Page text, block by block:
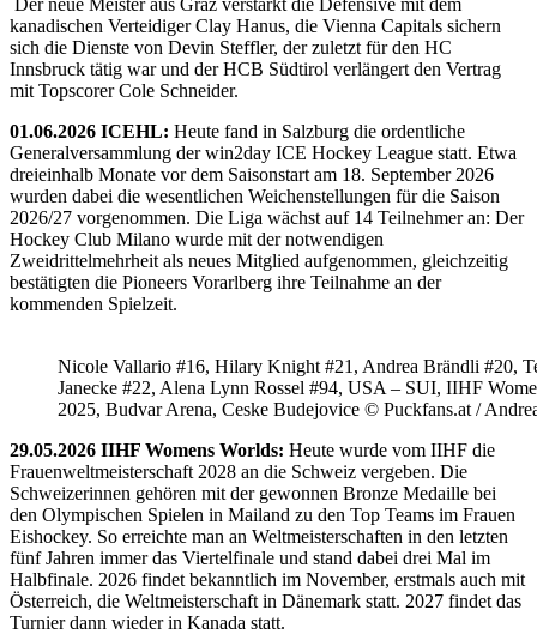
kanadischen Verteidiger Clay Hanus, die Vienna Capitals sichern
sich die Dienste von Devin Steffler, der zuletzt für den HC
Innsbruck tätig war und der HCB Südtirol verlängert den Vertrag
mit Topscorer Cole Schneider.
01.06.2026 ICEHL: Heute fand in Salzburg die ordentliche
Generalversammlung der win2day ICE Hockey League statt. Etwa
dreieinhalb Monate vor dem Saisonstart am 18. September 2026
wurden dabei die wesentlichen Weichenstellungen für die Saison
2026/27 vorgenommen. Die Liga wächst auf 14 Teilnehmer an: Der
Hockey Club Milano wurde mit der notwendigen
Zweidrittelmehrheit als neues Mitglied aufgenommen, gleichzeitig
bestätigten die Pioneers Vorarlberg ihre Teilnahme an der
kommenden Spielzeit.
Nicole Vallario #16, Hilary Knight #21, Andrea Brändli #20,
Janecke #22, Alena Lynn Rossel #94, USA – SUI, IIHF
2025, Budvar Arena, Ceske Budejovice © Puckfans.at /
29.05.2026 IIHF Womens Worlds: Heute wurde vom IIHF die
Frauenweltmeisterschaft 2028 an die Schweiz vergeben. Die
Schweizerinnen gehören mit der gewonnen Bronze Medaille bei
den Olympischen Spielen in Mailand zu den Top Teams im Frauen
Eishockey. So erreichte man an Weltmeisterschaften in den letzten
fünf Jahren immer das Viertelfinale und stand dabei drei Mal im
Halbfinale. 2026 findet bekanntlich im November, erstmals auch mit
Österreich, die Weltmeisterschaft in Dänemark statt. 2027 findet das
Turnier dann wieder in Kanada statt.